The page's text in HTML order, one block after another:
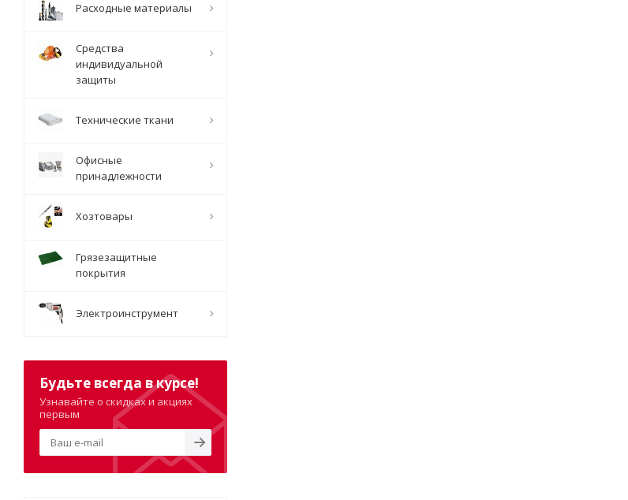
Расходные материалы
Средства
индивидуальной
защиты
Технические ткани
Офисные
принадлежности
Хозтовары
Грязезащитные
покрытия
Электроинструмент
Будьте всегда в курсе!
Узнавайте о скидках и акциях
первым